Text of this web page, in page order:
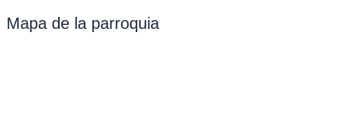
Mapa de la parroquia